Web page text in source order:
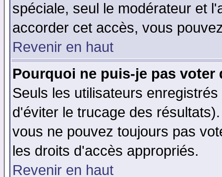
spéciale, seul le modérateur et
accorder cet accès, vous
Revenir en haut
Pourquoi ne puis-je pas voter
Seuls les utilisateurs
d'éviter le trucage des
vous ne pouvez toujours pas
les droits d'accès appropriés.
Revenir en haut